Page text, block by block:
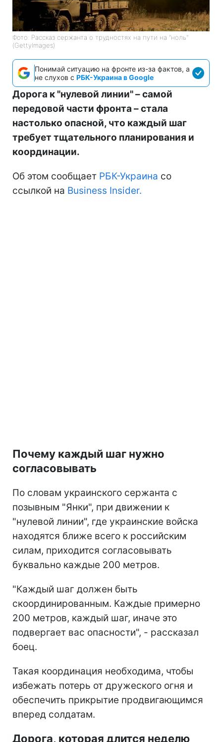
Фото: Рассказ сержанта о трудностях на пути на "ноль"
(GettyImages)
Понимай ситуацию на фронте из-за фактов, а
не слухов с РБК-Украина в Google
Дорога к "нулевой линии" – самой
передовой части фронта – стала
настолько опасной, что каждый шаг
требует тщательного планирования и
координации.
Об этом сообщает РБК-Украина со
ссылкой на Business Insider.
Почему каждый шаг нужно
согласовывать
По словам украинского сержанта с
позывным "Янки", при движении к
"нулевой линии", где украинские войска
находятся ближе всего к российским
силам, приходится согласовывать
буквально каждые 200 метров.
"Каждый шаг должен быть
скоординированным. Каждые примерно
200 метров, каждый шаг, иначе это
подвергает вас опасности", - рассказал
боец.
Такая координация необходима, чтобы
избежать потерь от дружеского огня и
обеспечить прикрытие продвигающимся
вперед солдатам.
Дорога, которая длится неделю